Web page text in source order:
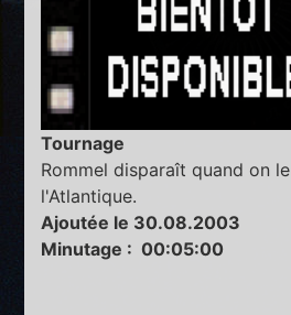
Tournage
Rommel disparaît quand on
l'Atlantique.
Ajoutée le 30.08.2003
Minutage : 00:05:00